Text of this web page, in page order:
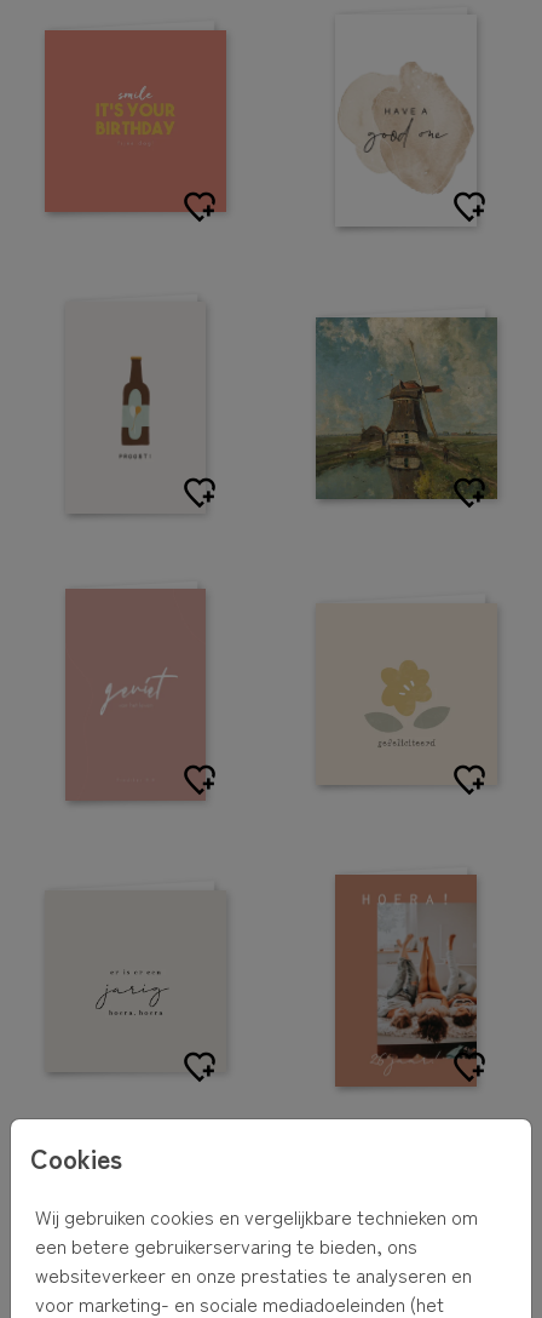
Cookies
Wij gebruiken cookies en vergelijkbare technieken om
een betere gebruikerservaring te bieden, ons
websiteverkeer en onze prestaties te analyseren en
voor marketing- en sociale mediadoeleinden (het
MET EIGEN FOTO